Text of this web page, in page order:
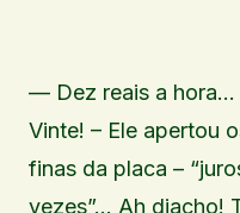
— Dez reais a hora…
Vinte! – Ele apertou
finas da placa –
vezes”… Ah diacho!